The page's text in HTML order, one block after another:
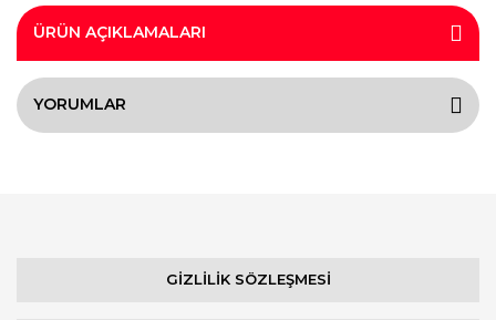
ÜRÜN AÇIKLAMALARI
YORUMLAR
GİZLİLİK SÖZLEŞMESİ